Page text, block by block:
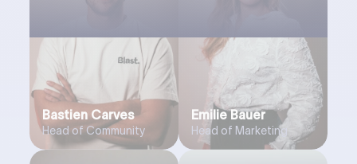
Bastien Carves
Head of Community
Emilie Bauer
Head of Marketing